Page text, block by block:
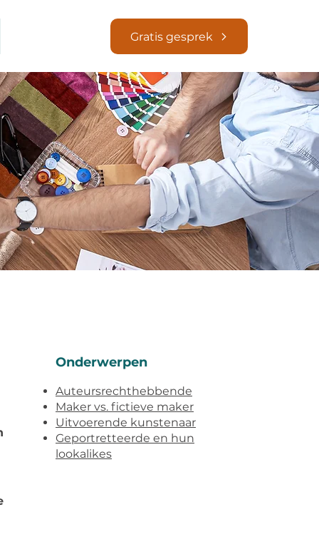
Gratis gesprek
Onderwerpen
Auteursrechthebbende
Maker vs. fictieve maker
Uitvoerende kunstenaar
Geportretteerde en hun
lookalikes